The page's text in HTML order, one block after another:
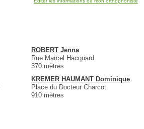
ROBERT Jenna
Rue Marcel Hacquard
370 mètres
KREMER HAUMANT Dominique
Place du Docteur Charcot
910 mètres